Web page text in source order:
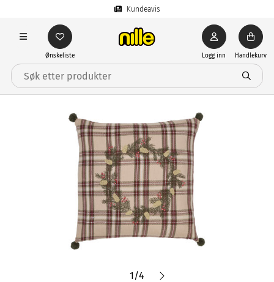
Kundeavis
Ønskeliste Logg inn Handlekurv
1/4